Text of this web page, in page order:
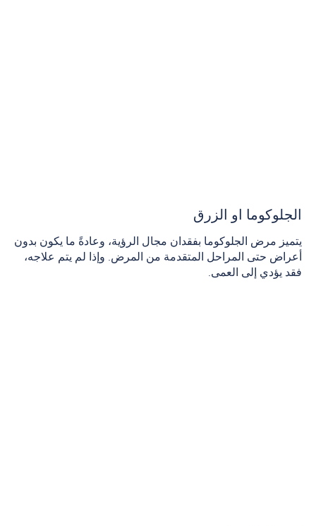
الجلوكوما او الزرق
يتميز مرض الجلوكوما بفقدان مجال الرؤية، وعادةً ما يكون بدون
أعراض حتى المراحل المتقدمة من المرض. وإذا لم يتم علاجه،
فقد يؤدي إلى العمى.